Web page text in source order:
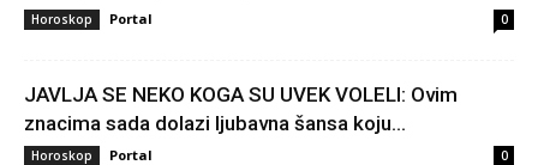
Horoskop Portal 0
JAVLJA SE NEKO KOGA SU UVEK VOLELI: Ovim
znacima sada dolazi ljubavna šansa koju...
Horoskop Portal 0